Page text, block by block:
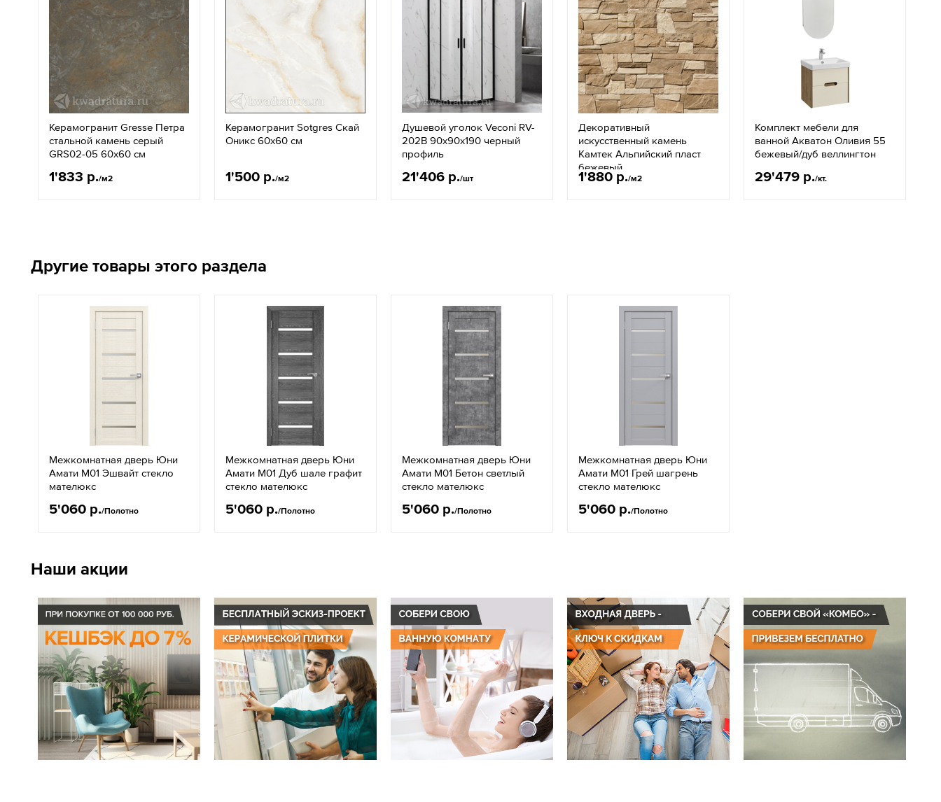
Керамогранит Gresse Петра
стальной камень серый
GRS02-05 60х60 см
1'833 р./м2
Керамогранит Sotgres Скай
Оникс 60х60 см
1'500 р./м2
Душевой уголок Veconi RV-
202B 90x90х190 черный
профиль
21'406 р./шт
Декоративный
искусственный камень
Камтек Альпийский пласт
бежевый
1'880 р./м2
Комплект мебели для
ванной Акватон Оливия 55
бежевый/дуб веллингтон
29'479 р./кт.
Другие товары этого раздела
Межкомнатная дверь Юни
Амати М01 Эшвайт стекло
мателюкс
5'060 р./Полотно
Межкомнатная дверь Юни
Амати М01 Дуб шале графит
стекло мателюкс
5'060 р./Полотно
Межкомнатная дверь Юни
Амати М01 Бетон светлый
стекло мателюкс
5'060 р./Полотно
Межкомнатная дверь Юни
Амати М01 Грей шагрень
стекло мателюкс
5'060 р./Полотно
Наши акции